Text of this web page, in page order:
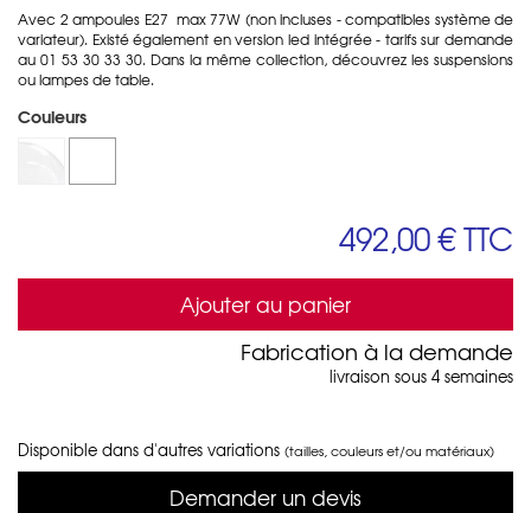
Avec 2 ampoules E27 max 77W (non incluses - compatibles système de
variateur). Existé également en version led intégrée - tarifs sur demande
au 01 53 30 33 30. Dans la même collection, découvrez les suspensions
ou lampes de table.
Couleurs
492,00 €TTC
Ajouter au panier
Fabrication à la demande
livraison sous 4 semaines
Disponible dans d'autres variations (tailles, couleurs et/ou matériaux)
Demander un devis